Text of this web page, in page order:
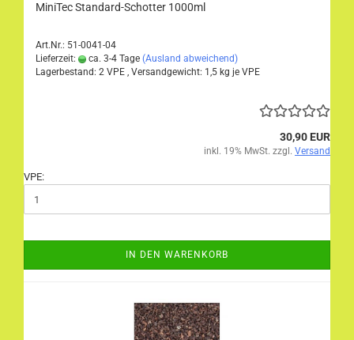
MiniTec Standard-Schotter 1000ml
Art.Nr.: 51-0041-04
Lieferzeit:
ca. 3-4 Tage (Ausland abweichend)
Lagerbestand: 2 VPE , Versandgewicht: 1,5 kg je VPE
30,90 EUR
inkl. 19% MwSt. zzgl. Versand
VPE:
IN DEN WARENKORB